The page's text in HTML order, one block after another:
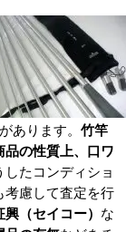
あります。 竹竿
の性質上、口ワ
したコンディショ
考慮して査定を行
（セイコー） な